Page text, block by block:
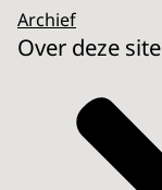
Archief
Over deze site